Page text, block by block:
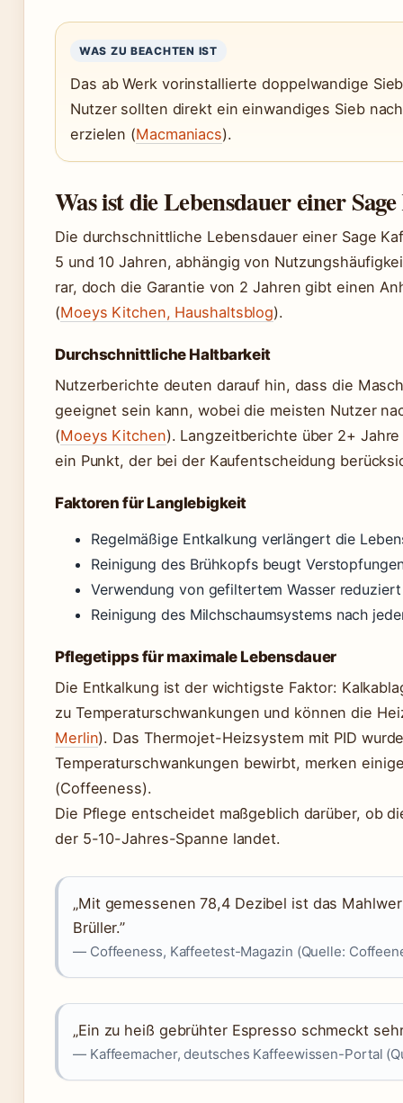
WAS ZU BEACHTEN IST
Das ab Werk vorinstallierte doppelwandige
Nutzer sollten direkt ein einwandiges Sieb
erzielen (Macmaniacs).
Was ist die Lebensdauer einer
Die durchschnittliche Lebensdauer einer Sage
5 und 10 Jahren, abhängig von
rar, doch die Garantie von 2 Jahren gibt einen
(Moeys Kitchen, Haushaltsblog).
Durchschnittliche Haltbarkeit
Nutzerberichte deuten darauf hin, dass die
geeignet sein kann, wobei die meisten Nutzer
(Moeys Kitchen). Langzeitberichte über 2+
ein Punkt, der bei der Kaufentscheidung
Faktoren für Langlebigkeit
Regelmäßige Entkalkung verlängert die
Reinigung des Brühkopfs beugt
Verwendung von gefiltertem Wasser
Reinigung des Milchschaumsystems nach
Pflegetipps für maximale Lebensdauer
Die Entkalkung ist der wichtigste Faktor:
zu Temperaturschwankungen und können die
Merlin). Das Thermojet-Heizsystem mit PID
Temperaturschwankungen bewirbt, merken
(Coffeeness).
Die Pflege entscheidet maßgeblich darüber, ob
der 5-10-Jahres-Spanne landet.
„Mit gemessenen 78,4 Dezibel ist das
Brüller.”
— Coffeeness, Kaffeetest-Magazin (Quelle:
„Ein zu heiß gebrühter Espresso schmeckt
— Kaffeemacher, deutsches Kaffeewissen-Portal